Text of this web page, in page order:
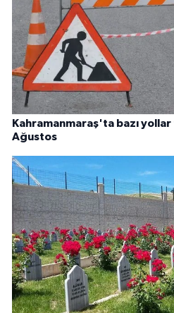
Kahramanmaraş'ta bazı
Ağustos